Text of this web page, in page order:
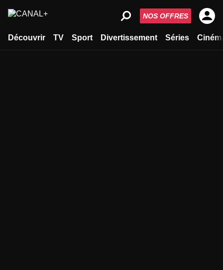
Découvrir TV Sport Divertissement Séries
NOS OFFRES